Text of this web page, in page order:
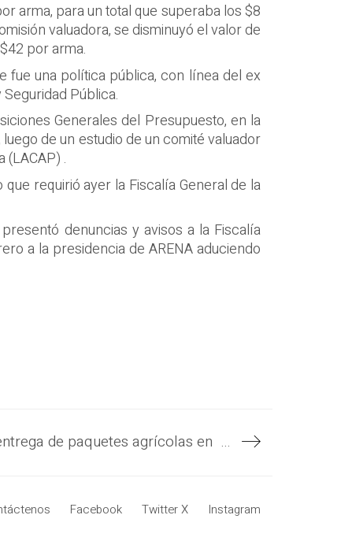
arma, para un total que superaba los $8
valuadora, se disminuyó el valor de
por arma.
fue una política pública, con línea del ex
Pública.
Generales del Presupuesto, en la
de un estudio de un comité valuador
.
que requirió ayer la Fiscalía General de la
denuncias y avisos a la Fiscalía
a la presidencia de ARENA aduciendo
Gobierno sigue con segunda entrega de paquetes agrícolas en zonas paracentral y oriental
Facebook Twitter X Instagram